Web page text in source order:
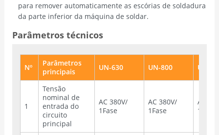
para remover automaticamente as escórias de soldadura
da parte inferior da máquina de soldar.
Parâmetros técnicos
Nº
Parâmetros
principais
UN-630 UN-800 UN-
1
Tensão
nominal de
entrada do
circuito
principal
AC 380V/
1Fase
AC 380V/
1Fase
AC
1Fase